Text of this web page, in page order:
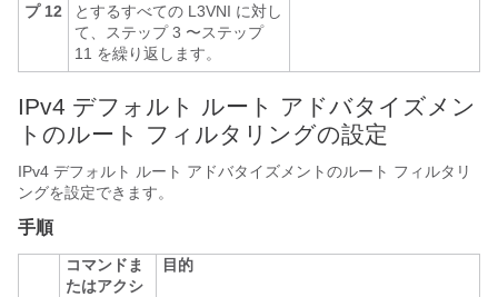
プ 12
とするすべての L3VNI に対し
て、ステップ 3 〜ステップ
11 を繰り返します。
IPv4 デフォルト ルート アドバタイズメン
トのルート フィルタリングの設定
IPv4 デフォルト ルート アドバタイズメントのルート フィルタリ
ングを設定できます。
手順
コマンドま
たはアクシ
目的